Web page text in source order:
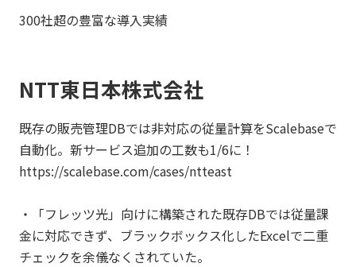
300社超の豊富な導入実績
NTT東日本株式会社
既存の販売管理DBでは非対応の従量計算をScalebaseで
自動化。新サービス追加の工数も1/6に！
https://scalebase.com/cases/ntteast
・「フレッツ光」向けに構築された既存DBでは従量課
金に対応できず、ブラックボックス化したExcelで二重
チェックを余儀なくされていた。